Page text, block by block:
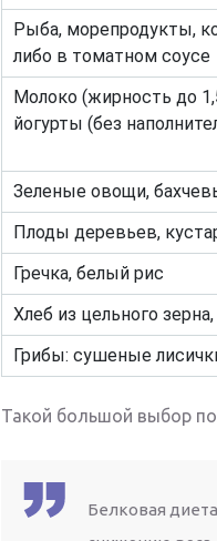
Рыба, морепродукты,
либо в томатном соусе
Молоко (жирность до
йогурты (без
Зеленые овощи,
Плоды деревьев,
Гречка, белый рис
Хлеб из цельного
Грибы: сушеные
Такой большой выбор
Белковая